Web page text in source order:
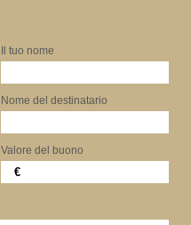
Il tuo nome
Nome del destinatario
Valore del buono
€